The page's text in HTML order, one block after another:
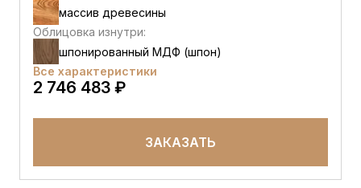
массив древесины
Облицовка изнутри:
шпонированный МДФ (шпон)
Все характеристики
2 746 483 ₽
ЗАКАЗАТЬ